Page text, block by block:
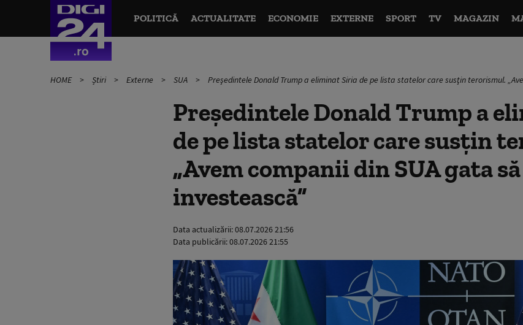
POLITICĂ ACTUALITATE ECONOMIE EXTERNE SPORT TV MAGAZIN
HOME Știri Externe SUA Preşedintele Donald Trump a eliminat Siria de pe lista statelor care susţin terorismul.
Preşedintele Donald Trump a
de pe lista statelor care susţin
„Avem companii din SUA gata să
investească”
Data actualizării:08.07.2026 21:56
Data publicării:08.07.2026 21:55